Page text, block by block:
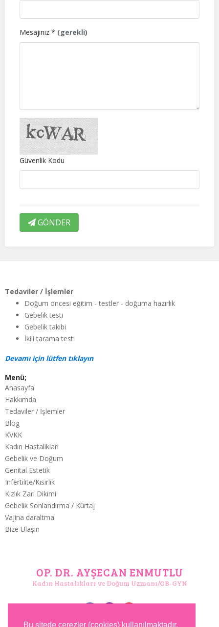
Bu sitede çerezler (cookies) kullanılmaktadır.
Mesajınız * (gerekli)
Güvenlik Kodu
GÖNDER
Tedaviler / İşlemler
Doğum öncesi eğitim - testler - doğuma hazırlık
Gebelik testi
Gebelik takibi
İkili tarama testi
Devamı için lütfen tıklayın
Menü;
Anasayfa
Hakkımda
Tedaviler / İşlemler
Blog
KVKK
Kadın Hastaliklari
Gebelik ve Doğum
Genital Estetik
Infertilite/Kısırlık
Kızlık Zarı Dikimi
Gebelik Sonlandırma / Kürtaj
Vajina daraltma
Bize Ulaşın
OP. DR. AYŞECAN ENMUTLU
Kadın Hastalıkları ve Doğum Uzmanı/OB-GYN